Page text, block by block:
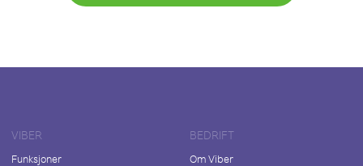
VIBER
Funksjoner
BEDRIFT
Om Viber